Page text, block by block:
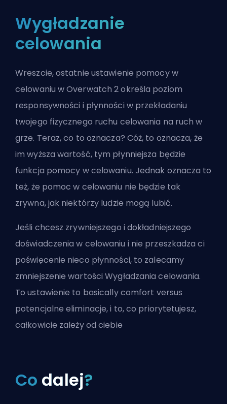
Wygładzanie
celowania
Wreszcie, ostatnie ustawienie pomocy w
celowaniu w Overwatch 2 określa poziom
responsywności i płynności w przekładaniu
twojego fizycznego ruchu celowania na ruch w
grze. Teraz, co to oznacza? Cóż, to oznacza, że
im wyższa wartość, tym płynniejsza będzie
funkcja pomocy w celowaniu. Jednak oznacza to
też, że pomoc w celowaniu nie będzie tak
zrywna, jak niektórzy ludzie mogą lubić.
Jeśli chcesz zrywniejszego i dokładniejszego
doświadczenia w celowaniu i nie przeszkadza ci
poświęcenie nieco płynności, to zalecamy
zmniejszenie wartości Wygładzania celowania.
To ustawienie to basically comfort versus
potencjalne eliminacje, i to, co priorytetujesz,
całkowicie zależy od ciebie
Co dalej?